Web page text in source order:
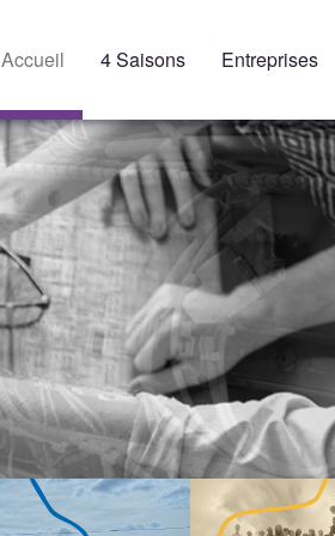
Accueil 4 Saisons Entreprises